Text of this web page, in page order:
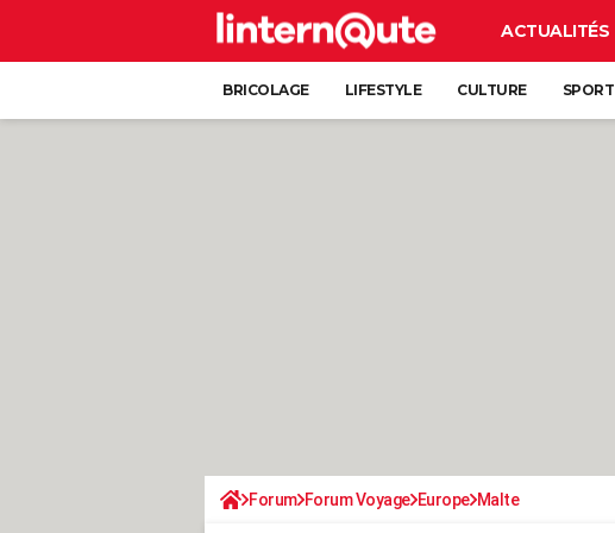
ACTUALITÉS
BRICOLAGE LIFESTYLE CULTURE SPORT
Forum Forum Voyage Europe Malte